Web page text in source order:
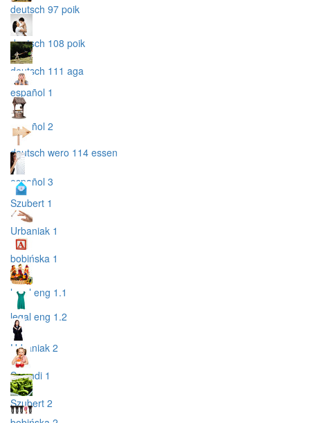
deutsch 97 poik
deutsch 108 poik
deutsch 111 aga
español 1
español 2
deutsch wero 114 essen
español 3
Szubert 1
Urbaniak 1
bobińska 1
legal eng 1.1
legal eng 1.2
Urbaniak 2
Swendi 1
Szubert 2